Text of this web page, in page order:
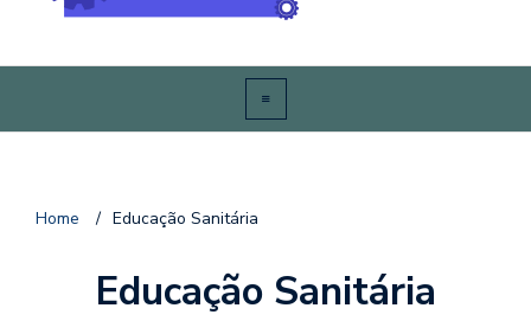
Home / Educação Sanitária
Educação Sanitária